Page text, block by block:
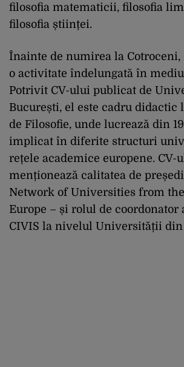
filosofia matematicii, filosofia
filosofia științei.
Înainte de numirea la Cotroceni,
o activitate îndelungată în
Potrivit CV-ului publicat de
București, el este cadru didactic
de Filosofie, unde lucrează din
implicat în diferite structuri
rețele academice europene. CV-
menționează calitatea de
Network of Universities from
Europe – și rolul de coordonator
CIVIS la nivelul Universității din